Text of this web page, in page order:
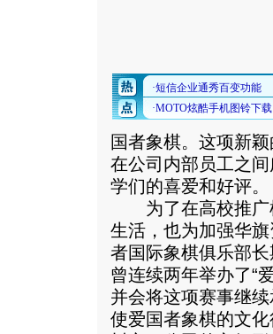
国者象棋。这项新
在公司内部员工之
学们的喜爱和好评。
为了在高校推广
生活，也为加强华
者国际象棋俱乐部
曾连续两年举办了“
并会将这项赛事继
使爱国者象棋的文